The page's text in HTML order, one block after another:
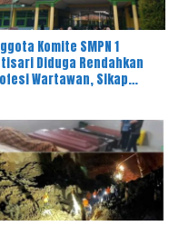
Komite SMPN 1
Diduga Rendahkan
Wartawan, Sikap